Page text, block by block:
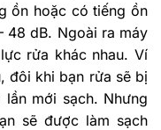
ồn hoặc có tiếng ồn
48 dB. Ngoài ra máy
rửa khác nhau. Ví
đôi khi bạn rửa sẽ bị
mới sạch. Nhưng
sẽ được làm sạch